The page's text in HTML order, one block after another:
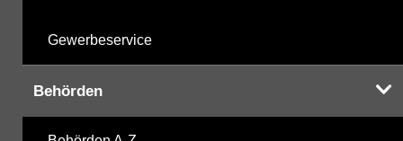
Gewerbeservice
Behörden